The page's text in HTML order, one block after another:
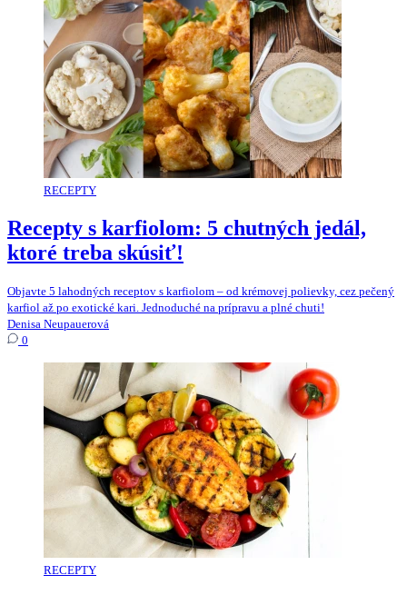
RECEPTY
Recepty s karfiolom: 5 chutných jedál,
ktoré treba skúsiť!
Objavte 5 lahodných receptov s karfiolom – od krémovej polievky, cez pečený
karfiol až po exotické kari. Jednoduché na prípravu a plné chuti!
Denisa Neupauerová
0
RECEPTY